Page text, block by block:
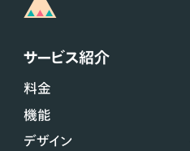
サービス紹介
料金
機能
デザイン